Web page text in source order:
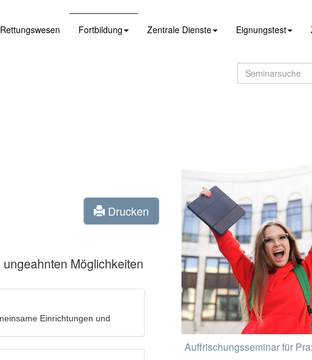
Rettungswesen Fortbildung Zentrale Dienste Eignungstest
Drucken
Möglichkeiten
Einrichtungen und
Auffrischungsseminar für